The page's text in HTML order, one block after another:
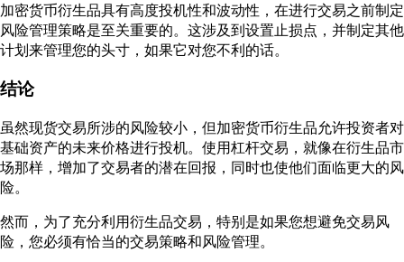
加密货币衍生品具有高度投机性和波动性，在进行交易之前制定
风险管理策略是至关重要的。这涉及到设置止损点，并制定其他
计划来管理您的头寸，如果它对您不利的话。
结论
虽然现货交易所涉的风险较小，但加密货币衍生品允许投资者对
基础资产的未来价格进行投机。使用杠杆交易，就像在衍生品市
场那样，增加了交易者的潜在回报，同时也使他们面临更大的风
险。
然而，为了充分利用衍生品交易，特别是如果您想避免交易风
险，您必须有恰当的交易策略和风险管理。